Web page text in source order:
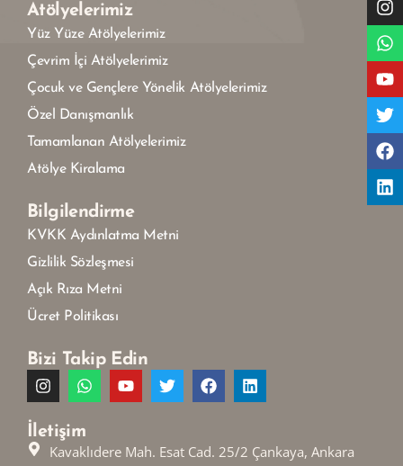
Atölyelerimiz
Yüz Yüze Atölyelerimiz
Çevrim İçi Atölyelerimiz
Çocuk ve Gençlere Yönelik Atölyelerimiz
Özel Danışmanlık
Tamamlanan Atölyelerimiz
Atölye Kiralama
Bilgilendirme
KVKK Aydınlatma Metni
Gizlilik Sözleşmesi
Açık Rıza Metni
Ücret Politikası
Bizi Takip Edin
İletişim
Kavaklıdere Mah. Esat Cad. 25/2 Çankaya, Ankara